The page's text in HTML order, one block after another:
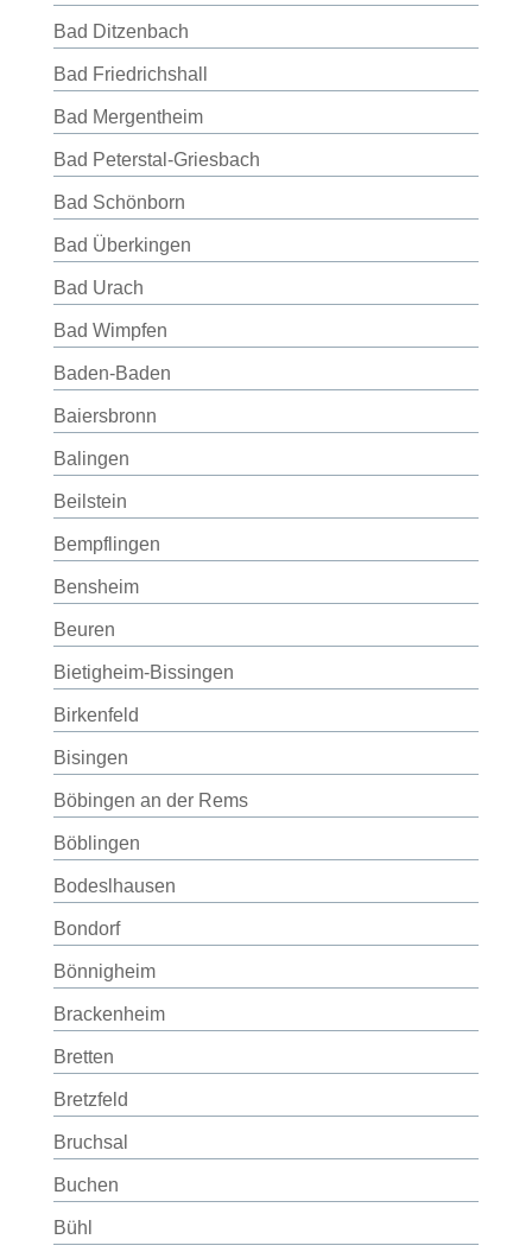
Bad Ditzenbach
Bad Friedrichshall
Bad Mergentheim
Bad Peterstal-Griesbach
Bad Schönborn
Bad Überkingen
Bad Urach
Bad Wimpfen
Baden-Baden
Baiersbronn
Balingen
Beilstein
Bempflingen
Bensheim
Beuren
Bietigheim-Bissingen
Birkenfeld
Bisingen
Böbingen an der Rems
Böblingen
Bodeslhausen
Bondorf
Bönnigheim
Brackenheim
Bretten
Bretzfeld
Bruchsal
Buchen
Bühl